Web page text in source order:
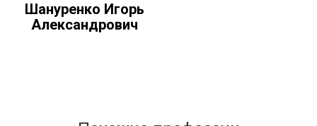
Шануренко Игорь
Александрович